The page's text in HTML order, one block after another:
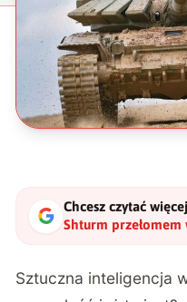
Chcesz czytać
Shturm przełomem
stawia na SI"?
Sztuczna inteligencja